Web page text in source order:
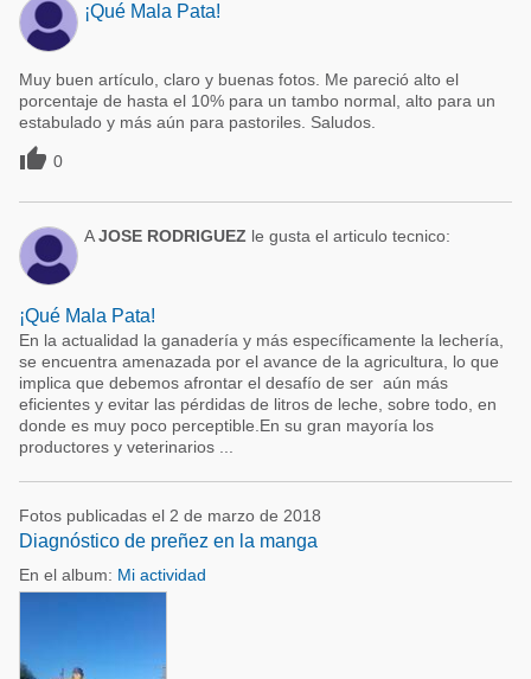
¡Qué Mala Pata!
Muy buen artículo, claro y buenas fotos. Me pareció alto el
porcentaje de hasta el 10% para un tambo normal, alto para un
estabulado y más aún para pastoriles. Saludos.
 0
AJOSE RODRIGUEZ le gusta el articulo tecnico:
¡Qué Mala Pata!
En la actualidad la ganadería y más específicamente la lechería,
se encuentra amenazada por el avance de la agricultura, lo que
implica que debemos afrontar el desafío de ser aún más
eficientes y evitar las pérdidas de litros de leche, sobre todo, en
donde es muy poco perceptible.En su gran mayoría los
productores y veterinarios ...
Fotos publicadas el 2 de marzo de 2018
Diagnóstico de preñez en la manga
En el album: Mi actividad